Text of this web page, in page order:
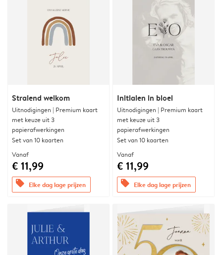
Stralend welkom
Uitnodigingen | Premium kaart
met keuze uit 3
papierafwerkingen
Set van 10 kaarten
Vanaf
€ 11,99
offers Elke dag lage prijzen
Initialen in bloei
Uitnodigingen | Premium kaart
met keuze uit 3
papierafwerkingen
Set van 10 kaarten
Vanaf
€ 11,99
offers Elke dag lage prijzen